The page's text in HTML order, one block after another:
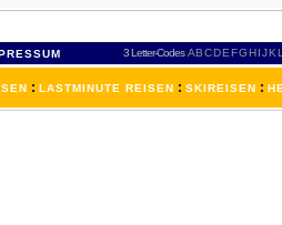
3 Letter-Codes ABCDEFGH IJKL
: LASTMINUTE REISEN : SKIREISEN :